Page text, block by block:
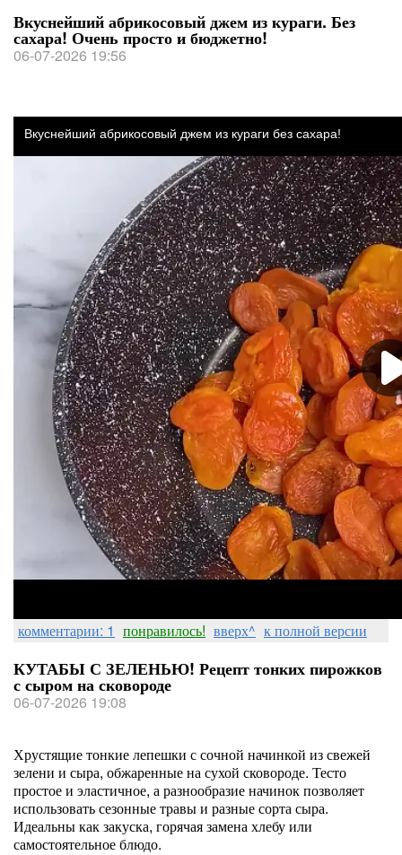
Вкуснейший абрикосовый джем из кураги. Без
сахара! Очень просто и бюджетно!
06-07-2026 19:56
комментарии: 1 понравилось! вверх^ к полной версии
КУТАБЫ С ЗЕЛЕНЬЮ! Рецепт тонких пирожков
с сыром на сковороде
06-07-2026 19:08
Хрустящие тонкие лепешки с сочной начинкой из свежей
зелени и сыра, обжаренные на сухой сковороде. Тесто
простое и эластичное, а разнообразие начинок позволяет
использовать сезонные травы и разные сорта сыра.
Идеальны как закуска, горячая замена хлебу или
самостоятельное блюдо.